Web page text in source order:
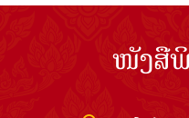
ໜັງສືພິ